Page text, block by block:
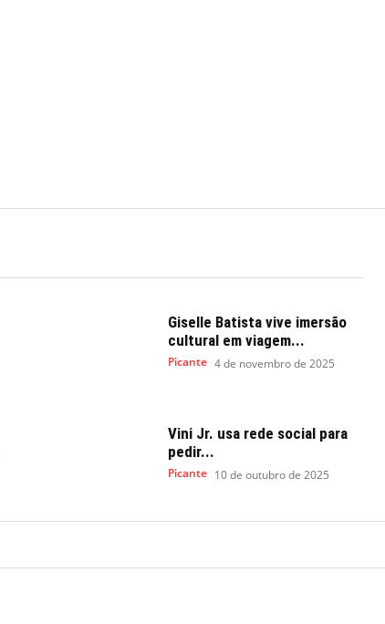
Giselle Batista vive imersão
cultural em viagem...
Picante 4 de novembro de 2025
Vini Jr. usa rede social para
pedir...
Picante 10 de outubro de 2025